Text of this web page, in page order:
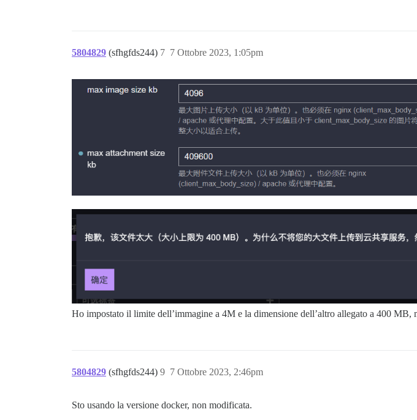
5804829 (sfhgfds244) 7 Ottobre 2023, 1:05pm
7
Ho impostato il limite dell’immagine a 4M e la dimensione dell’altro allegato a 400
5804829 (sfhgfds244) 7 Ottobre 2023, 2:46pm
9
Sto usando la versione docker, non modificata.